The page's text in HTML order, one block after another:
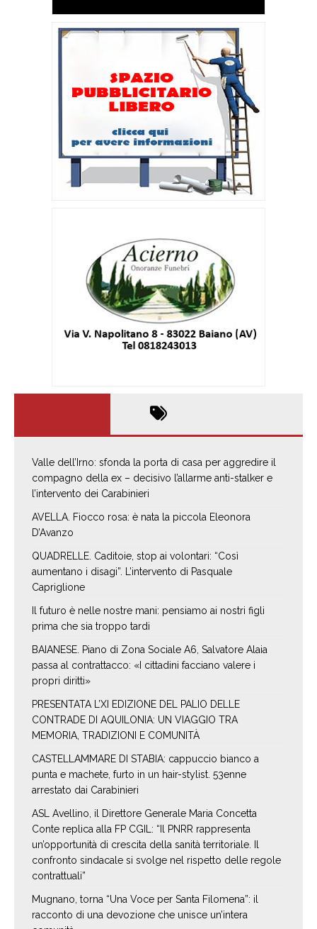
Valle dell’Irno: sfonda la porta di casa per aggredire il
compagno della ex – decisivo l’allarme anti-stalker e
l’intervento dei Carabinieri
AVELLA. Fiocco rosa: è nata la piccola Eleonora
D’Avanzo
QUADRELLE. Caditoie, stop ai volontari: “Così
aumentano i disagi”. L’intervento di Pasquale
Capriglione
Il futuro è nelle nostre mani: pensiamo ai nostri figli
prima che sia troppo tardi
BAIANESE. Piano di Zona Sociale A6, Salvatore Alaia
passa al contrattacco: «I cittadini facciano valere i
propri diritti»
PRESENTATA L’XI EDIZIONE DEL PALIO DELLE
CONTRADE DI AQUILONIA: UN VIAGGIO TRA
MEMORIA, TRADIZIONI E COMUNITÀ
CASTELLAMMARE DI STABIA: cappuccio bianco a
punta e machete, furto in un hair-stylist. 53enne
arrestato dai Carabinieri
ASL Avellino, il Direttore Generale Maria Concetta
Conte replica alla FP CGIL: “Il PNRR rappresenta
un’opportunità di crescita della sanità territoriale. Il
confronto sindacale si svolge nel rispetto delle regole
contrattuali”
Mugnano, torna “Una Voce per Santa Filomena”: il
racconto di una devozione che unisce un’intera